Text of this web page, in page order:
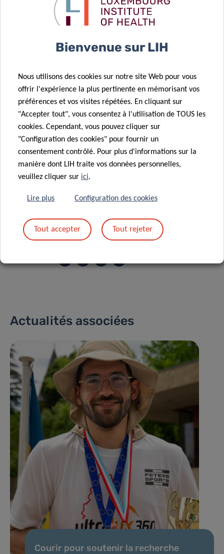
significatives non seulement pour la cause que vous
soutenez, mais aussi pour ce que vous apprenez sur vous-
Actualités associées
Courir pour soutenir la recherche
Bienvenue sur LIH
Nous utilisons des cookies sur notre site Web pour vous
offrir l'expérience la plus pertinente en mémorisant vos
préférences et vos visites répétées. En cliquant sur
"Accepter tout", vous consentez à l'utilisation de TOUS les
cookies. Cependant, vous pouvez cliquer sur
"Configuration des cookies" pour fournir un
consentement contrôlé. Pour plus d'informations sur la
manière dont LIH traite vos données personnelles,
veuillez cliquer sur ici.
Lire plus Configuration des cookies
Tout accepter Tout rejeter